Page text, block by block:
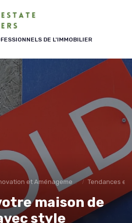
DE L'IMMOBILIER
et Aménagement Tendances
maison de
style